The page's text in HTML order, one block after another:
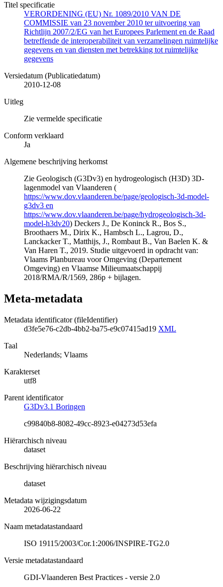
Titel specificatie
VERORDENING (EU) Nr. 1089/2010 VAN DE
COMMISSIE van 23 november 2010 ter uitvoering van
Richtlijn 2007/2/EG van het Europees Parlement en de Raad
betreffende de interoperabiliteit van verzamelingen ruimtelijke
gegevens en van diensten met betrekking tot ruimtelijke
gegevens
Versiedatum (Publicatiedatum)
2010-12-08
Uitleg
Zie vermelde specificatie
Conform verklaard
Ja
Algemene beschrijving herkomst
Zie Geologisch (G3Dv3) en hydrogeologisch (H3D) 3D-
lagenmodel van Vlaanderen (
https://www.dov.vlaanderen.be/page/geologisch-3d-model-
g3dv3 en
https://www.dov.vlaanderen.be/page/hydrogeologisch-3d-
model-h3dv20) Deckers J., De Koninck R., Bos S.,
Broothaers M., Dirix K., Hambsch L., Lagrou, D.,
Lanckacker T., Matthijs, J., Rombaut B., Van Baelen K. &
Van Haren T., 2019. Studie uitgevoerd in opdracht van:
Vlaams Planbureau voor Omgeving (Departement
Omgeving) en Vlaamse Milieumaatschappij
2018/RMA/R/1569, 286p + bijlagen.
Meta-metadata
Metadata identificator (fileIdentifier)
d3fe5e76-c2db-4bb2-ba75-e9c07415ad19 XML
Taal
Nederlands; Vlaams
Karakterset
utf8
Parent identificator
G3Dv3.1 Boringen
c99840b8-8082-49cc-8923-e04273d53efa
Hiërarchisch niveau
dataset
Beschrijving hiërarchisch niveau
dataset
Metadata wijzigingsdatum
2026-06-22
Naam metadatastandaard
ISO 19115/2003/Cor.1:2006/INSPIRE-TG2.0
Versie metadatastandaard
GDI-Vlaanderen Best Practices - versie 2.0